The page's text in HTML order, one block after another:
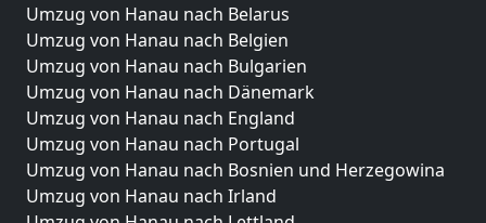
Umzug von Hanau nach Belarus
Umzug von Hanau nach Belgien
Umzug von Hanau nach Bulgarien
Umzug von Hanau nach Dänemark
Umzug von Hanau nach England
Umzug von Hanau nach Portugal
Umzug von Hanau nach Bosnien und Herzegowina
Umzug von Hanau nach Irland